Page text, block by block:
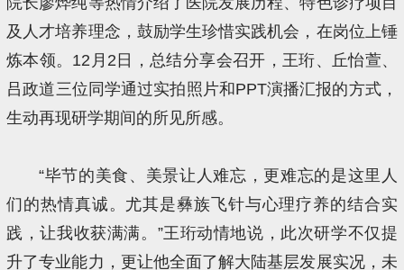
及人才培养理念，鼓励学生珍惜实践机会，在岗位上锤
炼本领。12月2日，总结分享会召开，王珩、丘怡萱、
吕政道三位同学通过实拍照片和PPT演播汇报的方式，
生动再现研学期间的所见所感。
“毕节的美食、美景让人难忘，更难忘的是这里人
们的热情真诚。尤其是彝族飞针与心理疗养的结合实
践，让我收获满满。”王珩动情地说，此次研学不仅提
升了专业能力，更让他全面了解大陆基层发展实况，未